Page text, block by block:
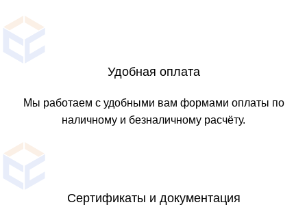
Удобная оплата
Мы работаем с удобными вам формами оплаты по
наличному и безналичному расчёту.
Сертификаты и документация